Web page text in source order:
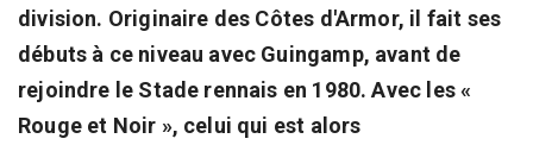
division. Originaire des Côtes d'Armor, il fait ses
débuts à ce niveau avec Guingamp, avant de
rejoindre le Stade rennais en 1980. Avec les «
Rouge et Noir », celui qui est alors